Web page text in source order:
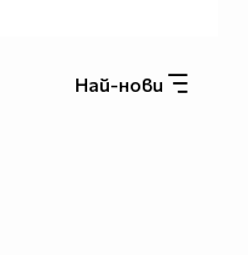
Най-нови